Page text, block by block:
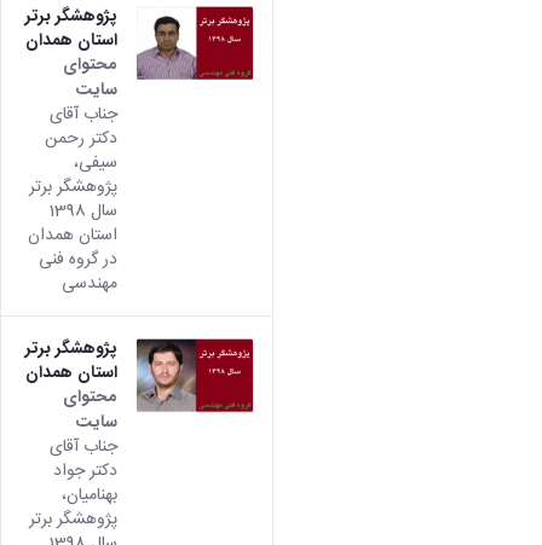
پژوهشگر برتر
استان همدان
محتوای
سایت
جناب آقای
دکتر رحمن
سیفی،
پژوهشگر برتر
سال 1398
استان همدان
در گروه فنی
مهندسی
پژوهشگر برتر
استان همدان
محتوای
سایت
جناب آقای
دکتر جواد
بهنامیان،
پژوهشگر برتر